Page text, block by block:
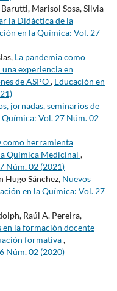
Marisol Sosa, Silvia
la Didáctica de la
en la Química: Vol. 27
La pandemia como
experiencia en
de ASPO, Educación en
jornadas, seminarios de
Química: Vol. 27 Núm. 02
como herramienta
Química Medicinal ,
Núm. 02 (2021)
Hugo Sánchez, Nuevos
en la Química: Vol. 27
Raúl A. Pereira,
en la formación docente
formativa,
Núm. 02 (2020)